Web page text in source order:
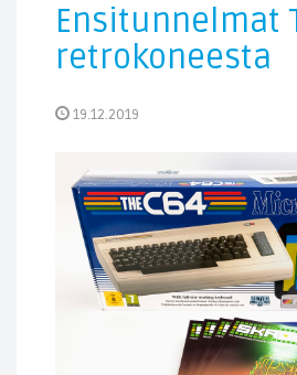
Ensitunnelmat
retrokoneesta
19.12.2019